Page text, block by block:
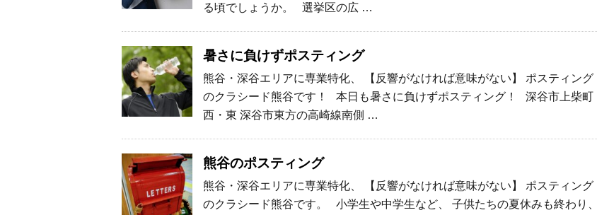
る頃でしょうか。 選挙区の広 …
暑さに負けずポスティング
熊谷・深谷エリアに専業特化、 【反響がなければ意味がない】 ポスティング
のクラシード熊谷です！ 本日も暑さに負けずポスティング！ 深谷市上柴町
西・東 深谷市東方の高崎線南側 …
熊谷のポスティング
熊谷・深谷エリアに専業特化、 【反響がなければ意味がない】 ポスティング
のクラシード熊谷です。 小学生や中学生など、 子供たちの夏休みも終わり、